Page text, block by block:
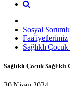
Sosyal
Faaliyetlerimiz
Sağlıklı
Sağlıklı Çocuk Sağlıklı